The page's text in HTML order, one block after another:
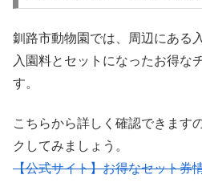
釧路市動物園では、周辺にある
入園料とセットになったお得な
す。
こちらから詳しく確認できます
クしてみましょう。
【公式サイト】お得なセット券